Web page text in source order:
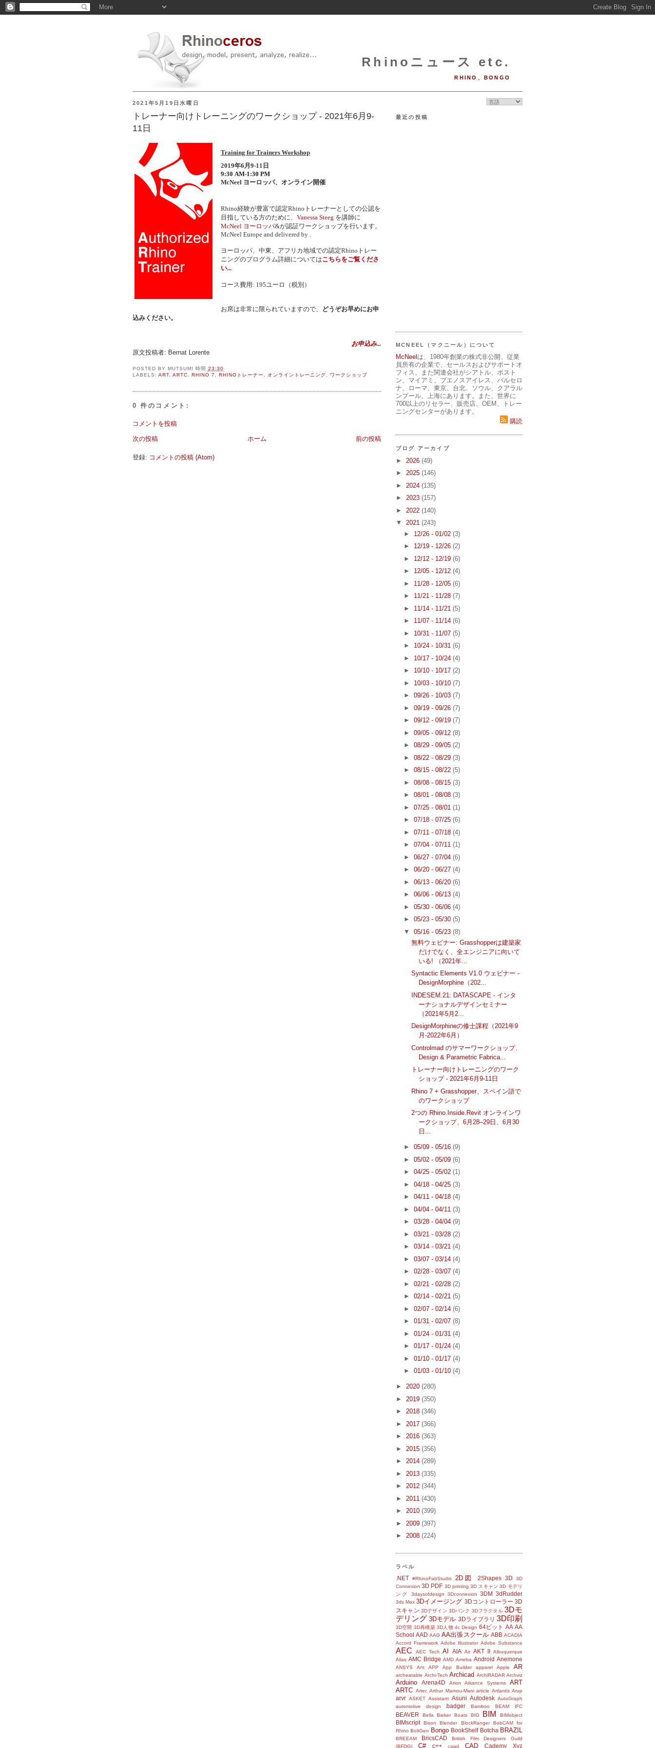
Rhinoニュース etc.
RHINO、BONGO
2021年5月19日水曜日
トレーナー向けトレーニングのワークショップ - 2021年6月9-
11日
Training for Trainers Workshop
2019年6月9-11日
9:30 AM-1:30 PM
McNeel ヨーロッパ、オンライン開催
Rhino経験が豊富で認定Rhinoトレーナーとしての公認を
目指している方のために、 Vanessa Steeg を講師に
McNeel ヨーロッパ&が認証ワークショップを行います。
McNeel Europe and delivered by
ヨーロッパ、中東、アフリカ地域での認定Rhinoトレー
ニングのプログラム詳細についてはこちらをご覧くださ
い...
コース費用: 195ユーロ（税別）
お席は非常に限られていますので、
どうぞお早めにお申
込みください。
お申込み...
原文投稿者: Bernat Lorente
POSTED BY MUTSUMI 時間 23:30
LABELS: ART, ARTC, RHINO 7 , RHINOトレーナー , オンライントレーニング, ワークショップ
0 件のコメント:
コメントを投稿
次の投稿 前の投稿
ホーム
登録: コメントの投稿 (Atom)
最近の投稿
MCNEEL（マクニール）について
McNeelは、1980年創業の株式非公開、従業
員所有の企業で、セールスおよびサポートオ
フィス、また関連会社がシアトル、ボスト
ン、マイアミ、ブエノスアイレス、バルセロ
ナ、ローマ、東京、台北、ソウル、クアラル
ンプール、上海にあります。また、世界に
700以上のリセラー、販売店、OEM、トレー
ニングセンターがあります。
購読
ブログ アーカイブ
► 2026 (49)
► 2025 (146)
► 2024 (135)
► 2023 (157)
► 2022 (140)
▼ 2021 (243)
► 12/26 - 01/02 (3)
► 12/19 - 12/26 (2)
► 12/12 - 12/19 (6)
► 12/05 - 12/12 (4)
► 11/28 - 12/05 (6)
► 11/21 - 11/28 (7)
► 11/14 - 11/21 (5)
► 11/07 - 11/14 (6)
► 10/31 - 11/07 (5)
► 10/24 - 10/31 (6)
► 10/17 - 10/24 (4)
► 10/10 - 10/17 (2)
► 10/03 - 10/10 (7)
► 09/26 - 10/03 (7)
► 09/19 - 09/26 (7)
► 09/12 - 09/19 (7)
► 09/05 - 09/12 (8)
► 08/29 - 09/05 (2)
► 08/22 - 08/29 (3)
► 08/15 - 08/22 (5)
► 08/08 - 08/15 (3)
► 08/01 - 08/08 (3)
► 07/25 - 08/01 (1)
► 07/18 - 07/25 (6)
► 07/11 - 07/18 (4)
► 07/04 - 07/11 (1)
► 06/27 - 07/04 (6)
► 06/20 - 06/27 (4)
► 06/13 - 06/20 (6)
► 06/06 - 06/13 (4)
► 05/30 - 06/06 (4)
► 05/23 - 05/30 (5)
▼ 05/16 - 05/23 (8)
無料ウェビナー: Grasshopperは建築家
だけでなく、全エンジニアに向いて
いる! （2021年...
Syntactic Elements V1.0 ウェビナー -
DesignMorphine（202...
INDESEM.21: DATASCAPE - インタ
ーナショナルデザインセミナー
（2021年5月2...
DesignMorphineの修士課程（2021年9
月-2022年6月）
Controlmad のサマーワークショップ、
Design & Parametric Fabrica...
トレーナー向けトレーニングのワーク
ショップ - 2021年6月9-11日
Rhino 7 + Grasshopper、スペイン語で
のワークショップ
2つの Rhino.Inside.Revit オンラインワ
ークショップ、6月28–29日、6月30
日...
► 05/09 - 05/16 (9)
► 05/02 - 05/09 (6)
► 04/25 - 05/02 (1)
► 04/18 - 04/25 (3)
► 04/11 - 04/18 (4)
► 04/04 - 04/11 (3)
► 03/28 - 04/04 (9)
► 03/21 - 03/28 (2)
► 03/14 - 03/21 (4)
► 03/07 - 03/14 (4)
► 02/28 - 03/07 (4)
► 02/21 - 02/28 (2)
► 02/14 - 02/21 (5)
► 02/07 - 02/14 (6)
► 01/31 - 02/07 (8)
► 01/24 - 01/31 (4)
► 01/17 - 01/24 (4)
► 01/10 - 01/17 (4)
► 01/03 - 01/10 (4)
► 2020 (280)
► 2019 (350)
► 2018 (346)
► 2017 (366)
► 2016 (363)
► 2015 (356)
► 2014 (289)
► 2013 (335)
► 2012 (344)
► 2011 (430)
► 2010 (399)
► 2009 (397)
► 2008 (224)
ラベル
.NET #RhinoFabStudio 2D図 2Shapes 3D
3D
Connexion 3D PDF 3D printing 3D スキャン 3D モデリ
ング
3daysofdesign 3Dconnexion 3DM 3dRudder
3ds Max 3Dイメージング 3Dコントローラー 3D
スキャン 3Dデザイン 3Dバンク 3Dフラクタル 3Dモ
デリング 3Dモデル 3Dライブラリ 3D印刷
3D空間 3D再構築 3D人物 4c Design 64ビット AA AA
School AAD AAG AA出張スクール ABB ACADIA
Accord Framework Adobe Illustrator Adobe Substance
AEC AEC Tech AI AIA Air AKT II
Albuquerque
Alias AMC Bridge AMD Ameba Android Anemone
ANSYS Ant APP App Builder apparel Apple AR
archeatable Archi-Tech Archicad ArchiRADAR Archviz
Arduino Arena4D Arion Arkance Systems
ART
ARTC Artec Arthur Mamou-Mani article Artlantis Arup
arvr ASKET Assistant Asuni Autodesk AutoGraph
automotive design
badger Bamboo BEAM IFC
BEAVER Bella Bieker Boats BIG BIM BIMobject
BIMscript Bison Blender BlockRanger
BobCAM for
Rhino BoltGen Bongo BookShelf Botcha BRAZIL
BREEAM BricsCAD
British Film Designers Guild
(BFDG)
C# c++ caad CAD Cademy Xyz